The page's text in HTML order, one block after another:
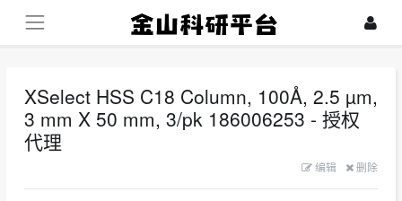
XSelect HSS C18 Column, 100Å, 2.5 µm,
3 mm X 50 mm, 3/pk 186006253 - 授权
代理
编辑 删除